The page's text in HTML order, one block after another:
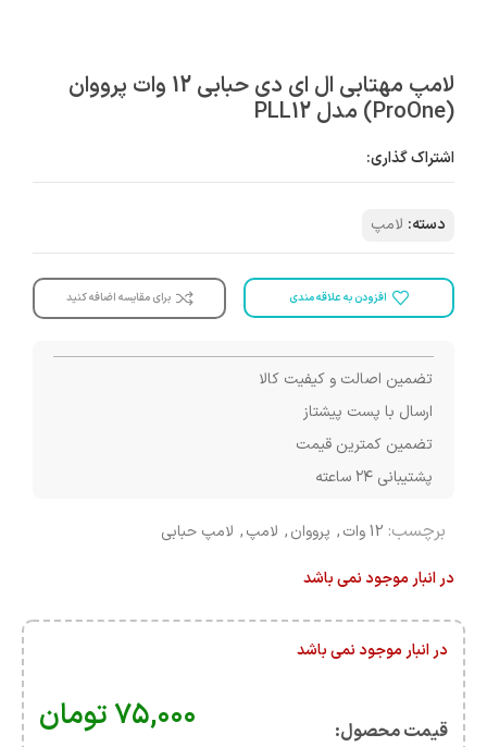
لامپ مهتابی ال ای دی حبابی 12 وات پرووان
(ProOne) مدل PLL12
اشتراک گذاری:
دسته: لامپ
افزودن به علاقه مندی برای مقایسه اضافه کنید
تضمین اصالت و کیفیت کالا
ارسال با پست پیشتاز
تضمین کمترین قیمت
پشتیبانی ۲۴ ساعته
برچسب: 12 وات , پرووان, لامپ, لامپ حبابی
در انبار موجود نمی باشد
در انبار موجود نمی باشد
قیمت محصول:​ ۷۵,۰۰۰تومان